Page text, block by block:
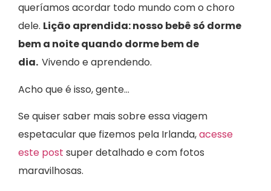
queríamos acordar todo mundo com o choro
dele. Lição aprendida: nosso bebê só dorme
bem a noite quando dorme bem de
dia. Vivendo e aprendendo.
Acho que é isso, gente…
Se quiser saber mais sobre essa viagem
espetacular que fizemos pela Irlanda,acesse
este post super detalhado e com fotos
maravilhosas.